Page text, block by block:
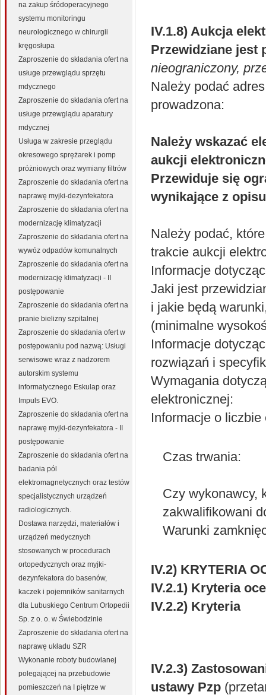
IV.1.8) Aukcja
Przewidziane jest
nieograniczony,
Należy podać
prowadzona:
Należy wskazać
aukcji
Przewiduje się
wynikające z
Należy podać,
trakcie aukcji
Informacje
Jaki jest
i jakie będą
(minimalne
Informacje
rozwiązań i
Wymagania
elektronicznej:
Informacje o
Czas trwania:
Czy wykonawcy,
zakwalifikowani
Warunki
IV.2) KRYTERIA
IV.2.1) Kryteria
IV.2.2) Kryteria
IV.2.3)
ustawy Pzp
na zakup śródoperacyjnego
systemu monitoringu
neurologicznego w chirurgii
kręgosłupa
Zaproszenie do składania ofert na
usługe przewglądu sprzętu
mdycznego
Zaproszenie do składania ofert na
usługe przewglądu aparatury
mdycznej
Usługa w zakresie przeglądu
okresowego sprężarek i pomp
próżniowych oraz wymiany filtrów
Zaproszenie do składania ofert na
naprawę myjki-dezynfekatora
Zaproszenie do składania ofert na
modernizację klimatyzacji
Zaproszenie do składania ofert na
wywóz odpadów komunalnych
Zaproszenie do składania ofert na
modernizację klimatyzacji - II
postępowanie
Zaproszenie do składania ofert na
pranie bielizny szpitalnej
Zaproszenie do składania ofert w
postępowaniu pod nazwą: Usługi
serwisowe wraz z nadzorem
autorskim systemu
informatycznego Eskulap oraz
Impuls EVO.
Zaproszenie do składania ofert na
naprawę myjki-dezynfekatora - II
postępowanie
Zaproszenie do składania ofert na
badania pól
elektromagnetycznych oraz testów
specjalistycznych urządzeń
radiologicznych.
Dostawa narzędzi, materiałów i
urządzeń medycznych
stosowanych w procedurach
ortopedycznych oraz myjki-
dezynfekatora do basenów,
kaczek i pojemników sanitarnych
dla Lubuskiego Centrum Ortopedii
Sp. z o. o. w Świebodzinie
Zaproszenie do składania ofert na
naprawę układu SZR
Wykonanie roboty budowlanej
polegającej na przebudowie
pomieszczeń na I piętrze w